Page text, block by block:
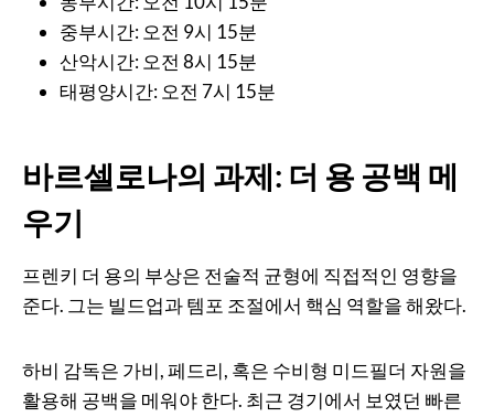
중부시간: 오전 9시 15분
산악시간: 오전 8시 15분
태평양시간: 오전 7시 15분
바르셀로나의 과제: 더 용 공백 메
우기
프렌키 더 용의 부상은 전술적 균형에 직접적인 영향을
준다. 그는 빌드업과 템포 조절에서 핵심 역할을 해왔다.
하비 감독은 가비, 페드리, 혹은 수비형 미드필더 자원을
활용해 공백을 메워야 한다. 최근 경기에서 보였던 빠른